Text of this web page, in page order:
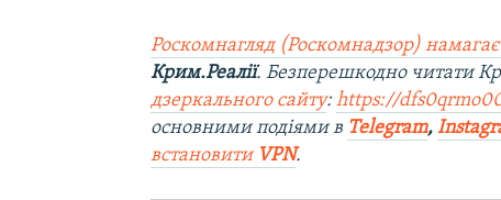
Роскомнагляд (Роскомнадзор)
Крим.Реалії. Безперешкодно читати
дзеркального сайту:https://
основними подіями в Telegram,
встановити VPN.